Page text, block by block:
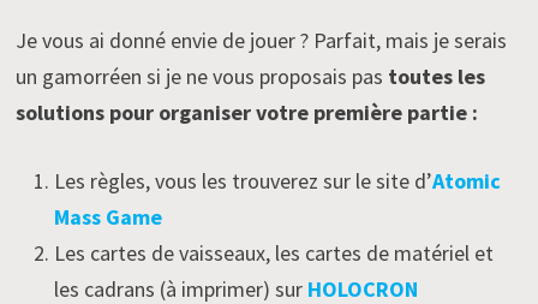
Je vous ai donné envie de jouer ? Parfait, mais je serais
un gamorréen si je ne vous proposais pas toutes les
solutions pour organiser votre première partie :
Les règles, vous les trouverez sur le site d’Atomic
Mass Game
Les cartes de vaisseaux, les cartes de matériel et
les cadrans (à imprimer) sur HOLOCRON